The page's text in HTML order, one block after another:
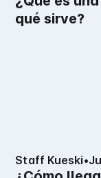
qué sirve?
Staff Kueski•